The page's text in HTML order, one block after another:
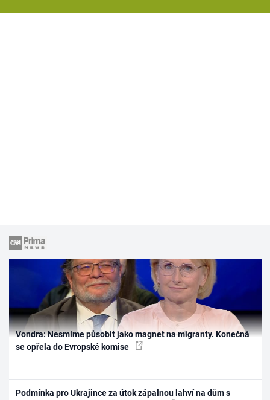
Vondra: Nesmíme působit jako magnet na migranty. Konečná
se opřela do Evropské komise
Podmínka pro Ukrajince za útok zápalnou lahví na dům s